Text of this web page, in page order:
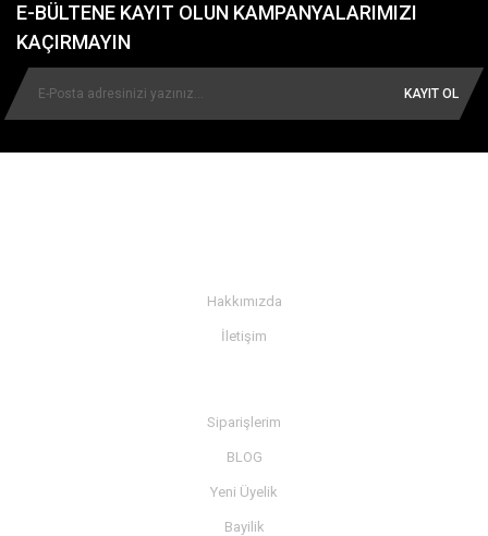
E-BÜLTENE KAYIT OLUN KAMPANYALARIMIZI
KAÇIRMAYIN
KAYIT OL
Hakkımızda
İletişim
Siparişlerim
BLOG
Yeni Üyelik
Bayilik